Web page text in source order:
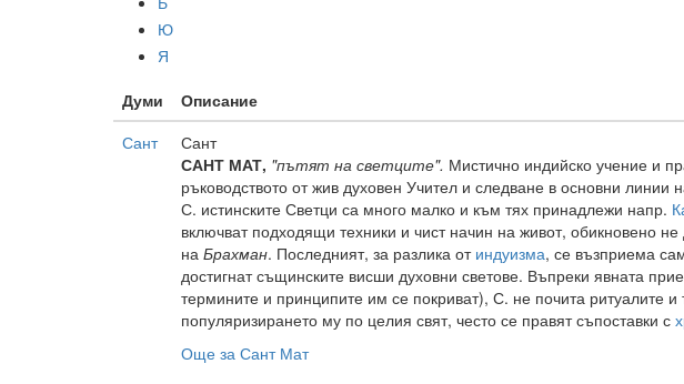
Ю
Я
Думи
Описание
Сант
Сант
САНТ МАТ, "пътят на светците". Мистично индийско учение и
ръководството от жив духовен Учител и следване в основни
С. истинските Светци са много малко и към тях принадлежи напр.
включват подходящи техники и чист начин на живот, обикновено
на Брахман. Последният, за разлика от индуизма, се възприема
достигнат същинските висши духовни светове. Въпреки явната
термините и принципите им се покриват), С. не почита ритуалите
популяризирането му по целия свят, често се правят съпоставки с
Още за Сант Мат